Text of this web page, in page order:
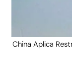
China Aplica